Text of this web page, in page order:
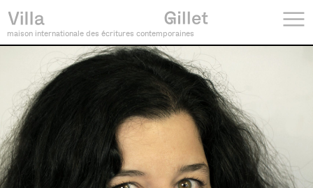
maison internationale des écritures contemporaines